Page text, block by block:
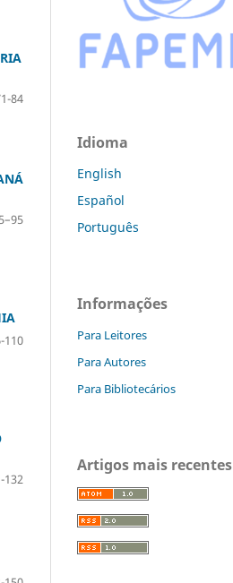
84
110
132
Idioma
English
Español
Português
Informações
Para Leitores
Para Autores
Para Bibliotecários
Artigos mais recentes